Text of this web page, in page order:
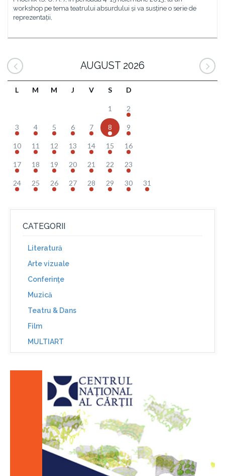
workshop pe tema teatrului absurdului și va susține o serie de
reprezentații,
AUGUST 2026
L M M J V S D
1 2
3 4 5 6 7 8 9
10 11 12 13 14 15 16
17 18 19 20 21 22 23
24 25 26 27 28 29 30 31
CATEGORII
Literatură
Arte vizuale
Conferinţe
Muzică
Teatru & Dans
Film
MULTIART